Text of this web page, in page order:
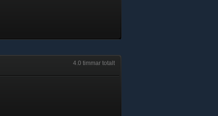
4.0 timmar totalt